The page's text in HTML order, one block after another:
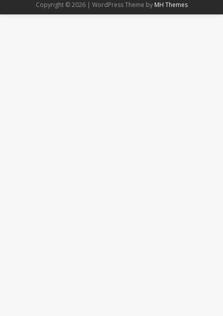
Copyright © 2026 | WordPress Theme by MH Themes